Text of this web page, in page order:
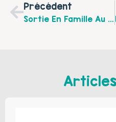
Précédent
Sortie En Famille Au Louvre Lens Et Parc Des Cytises Samedi 17 Novembre 2015